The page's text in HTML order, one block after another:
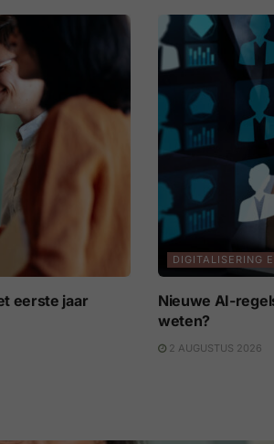
eerste jaar
DIGITALISERING
Nieuwe AI-
weten?
2 AUGUSTUS 2026